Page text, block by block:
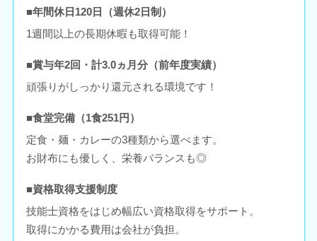
■年間休日120日（週休2日制）
1週間以上の長期休暇も取得可能！
■賞与年2回・計3.0ヵ月分（前年度実績）
頑張りがしっかり還元される環境です！
■食堂完備（1食251円）
定食・麺・カレーの3種類から選べます。
お財布にも優しく、栄養バランスも◎
■資格取得支援制度
技能士資格をはじめ幅広い資格取得をサポート。
取得にかかる費用は会社が負担。